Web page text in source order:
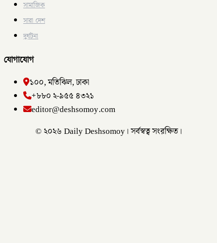
সামাজিক
সারা দেশ
দুর্ঘটনা
যোগাযোগ
১০০, মতিঝিল, ঢাকা
+৮৮০ ২-৯৫৫ ৪৩২১
editor@deshsomoy.com
© ২০২৬ Daily Deshsomoy। সর্বস্বত্ব সংরক্ষিত।